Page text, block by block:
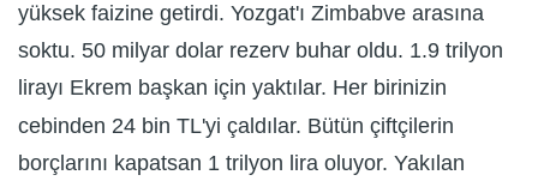
yüksek faizine getirdi. Yozgat'ı Zimbabve arasına
soktu. 50 milyar dolar rezerv buhar oldu. 1.9 trilyon
lirayı Ekrem başkan için yaktılar. Her birinizin
cebinden 24 bin TL'yi çaldılar. Bütün çiftçilerin
borçlarını kapatsan 1 trilyon lira oluyor. Yakılan